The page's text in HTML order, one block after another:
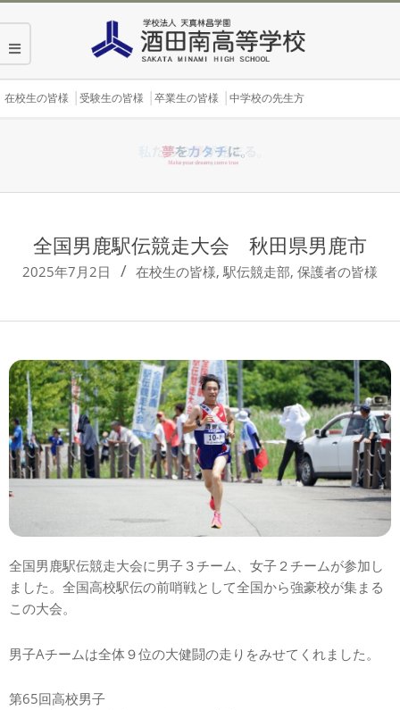
content
Secondary
在校生の皆様 受験生の皆様 卒業生の皆様 中学校の先生方
全国男鹿駅伝競走大会 秋田県男鹿市
2025年7月2日 在校生の皆様,駅伝競走部, 保護者の皆様
全国男鹿駅伝競走大会に男子３チーム、女子２チームが参加し
ました。全国高校駅伝の前哨戦として全国から強豪校が集まる
この大会。
男子Aチームは全体９位の大健闘の走りをみせてくれました。
第65回高校男子